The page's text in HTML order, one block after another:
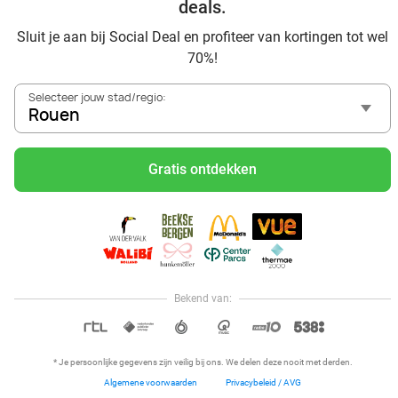
deals.
Sluit je aan bij Social Deal en profiteer van kortingen tot wel
70%!
Selecteer jouw stad/regio:
Rouen
Gratis ontdekken
Bekend van:
* Je persoonlijke gegevens zijn veilig bij ons. We delen deze nooit met derden.
Algemene voorwaarden Privacybeleid / AVG
Visitez Eauzone SPA à prix réduit à Rouen
Allez au spa à Rouen et ses environs
Petit-déjeuner et lunch à Rouen
Mangez des sushis à Rouen
Hoi, onze klantenservice is open,
dus als je een vraag hebt helpen